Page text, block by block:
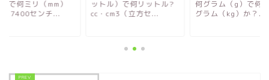
で何ミリ（mm）
【7400センチ...
ットル）で何リットル?
cc・cm3（立方セ...
何グラム（g）で何
グラム（kg）か？...